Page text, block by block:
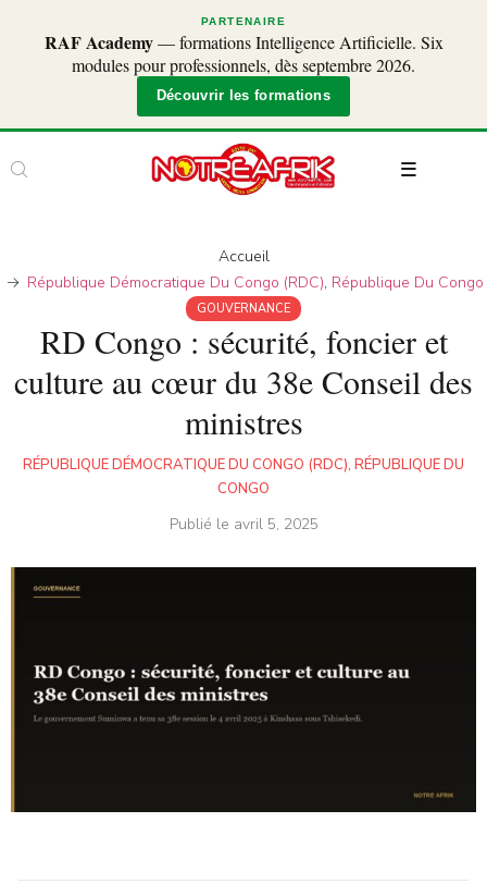
PARTENAIRE
RAF Academy— formations Intelligence Artificielle. Six
modules pour professionnels, dès septembre 2026.
Découvrir les formations
Accueil
République Démocratique Du Congo (RDC), République Du Congo
GOUVERNANCE
RD Congo : sécurité, foncier et
culture au cœur du 38e Conseil des
ministres
RÉPUBLIQUE DÉMOCRATIQUE DU CONGO (RDC), RÉPUBLIQUE DU
CONGO
Publié le avril 5, 2025